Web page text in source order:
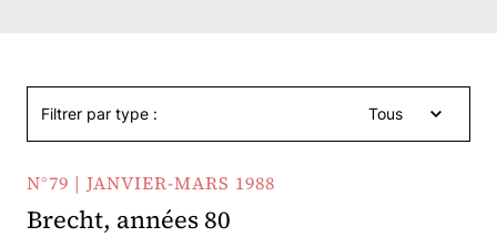
Filtrer par type : Tous
N°79 | JANVIER-MARS 1988
Brecht, années 80